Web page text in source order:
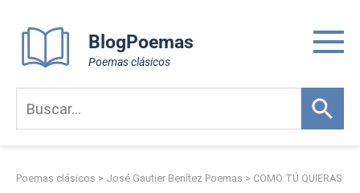
content
BlogPoemas
Poemas clásicos
Poemas clásicos > José Gautier Benítez Poemas > COMO TÚ QUIERAS